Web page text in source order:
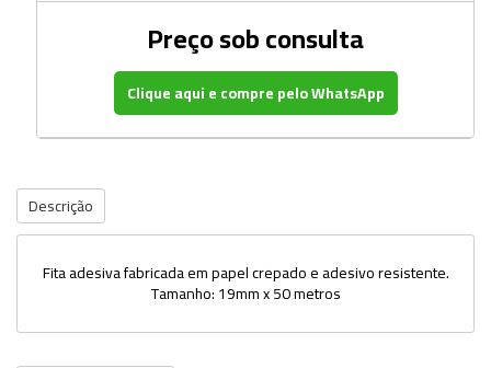
Preço sob consulta
Clique aqui e compre pelo WhatsApp
Descrição
Fita adesiva fabricada em papel crepado e adesivo resistente.
Tamanho: 19mm x 50 metros